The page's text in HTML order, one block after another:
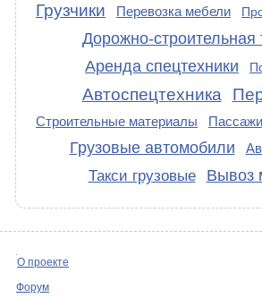
Грузчики
Перевозка мебели
Дорожно-строительная
Аренда спецтехники
Автоспецтехника
Строительные материалы
Грузовые автомобили
Такси грузовые Вывоз
О проекте
Форум